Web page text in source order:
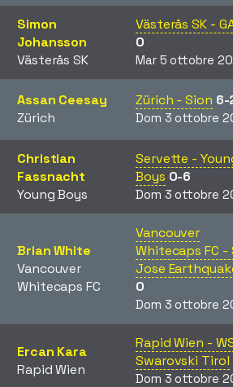
Simon
Johansson
Västerås SK
Västerås SK -
0
Mar 5 ottobre
Assan Ceesay
Zürich
Zürich - Sion 6-
Dom 3 ottobre
Christian
Fassnacht
Young Boys
Servette -
Boys 0-6
Dom 3 ottobre
Brian White
Vancouver
Whitecaps FC
Vancouver
Whitecaps FC -
Jose
0
Dom 3 ottobre
Ercan Kara
Rapid Wien
Rapid Wien -
Swarovski Tirol
Dom 3 ottobre